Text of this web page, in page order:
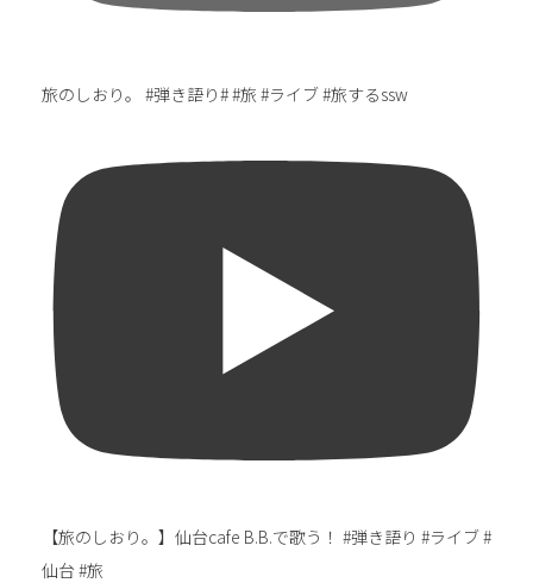
旅のしおり。 #弾き語り# #旅 #ライブ #旅するssw
【旅のしおり。】仙台cafe B.B.で歌う！ #弾き語り #ライブ #
仙台 #旅